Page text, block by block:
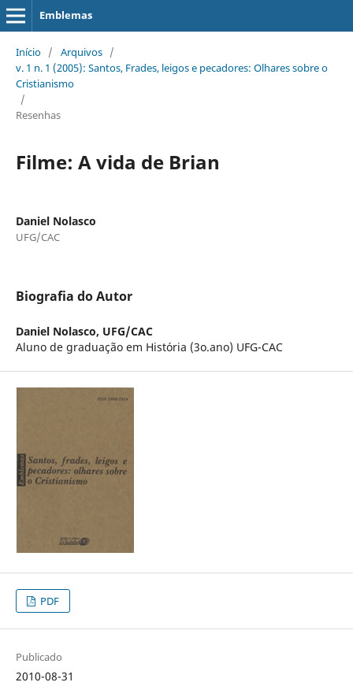
Emblemas
Início / Arquivos /
v. 1 n. 1 (2005): Santos, Frades, leigos e pecadores: Olhares sobre o
Cristianismo
/
Resenhas
Filme: A vida de Brian
Daniel Nolasco
UFG/CAC
Biografia do Autor
Daniel Nolasco, UFG/CAC
Aluno de graduação em História (3o.ano) UFG-CAC
PDF
Publicado
2010-08-31